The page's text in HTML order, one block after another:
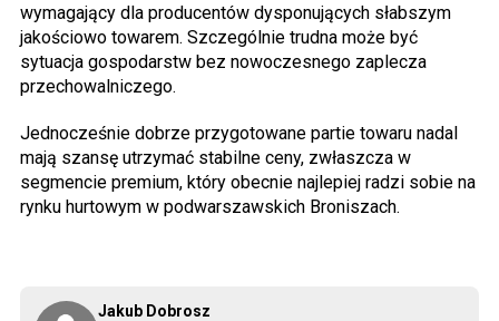
Jakub Dobrosz
wymagający dla producentów dysponujących słabszym
jakościowo towarem. Szczególnie trudna może być
sytuacja gospodarstw bez nowoczesnego zaplecza
przechowalniczego.
Jednocześnie dobrze przygotowane partie towaru nadal
mają szansę utrzymać stabilne ceny, zwłaszcza w
segmencie premium, który obecnie najlepiej radzi sobie na
rynku hurtowym w podwarszawskich Broniszach.